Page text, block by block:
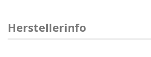
Herstellerinfo